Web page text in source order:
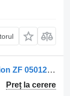
Unitate de control cutie de viteze ECU Volvo 9521662 9521666 600 pentru camion ZF 0501211685
Preț la cerere